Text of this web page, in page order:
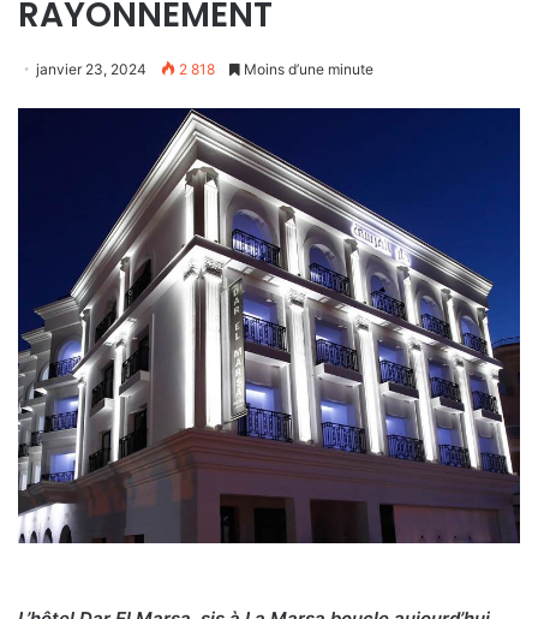
RAYONNEMENT
janvier 23, 2024 2 818 Moins d’une minute